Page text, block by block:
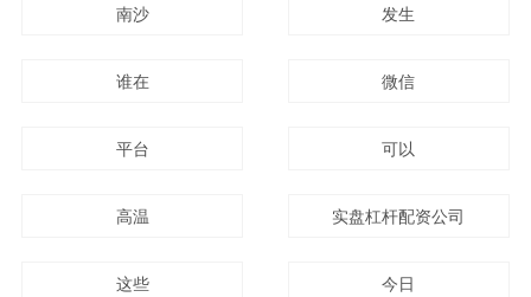
南沙 发生
谁在 微信
平台 可以
高温 实盘杠杆配资公司
这些 今日